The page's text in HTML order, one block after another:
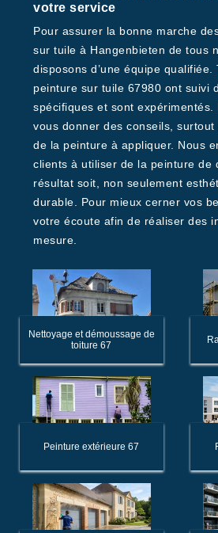
votre service
Pour assurer la bonne marche
sur tuile à Hangenbieten de tous
disposons d’une équipe qualifiée.
peinture sur tuile 67980 ont suivi
spécifiques et sont
vous donner des conseils,
de la peinture à appliquer. Nous
clients à utiliser de la peinture de
résultat soit, non seulement
durable. Pour mieux cerner vos
votre écoute afin de réaliser des
mesure.
Nettoyage et démoussage de
toiture 67
Peinture extérieure 67